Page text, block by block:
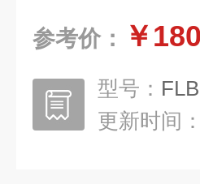
参考价： ￥
型号：
更新时间：